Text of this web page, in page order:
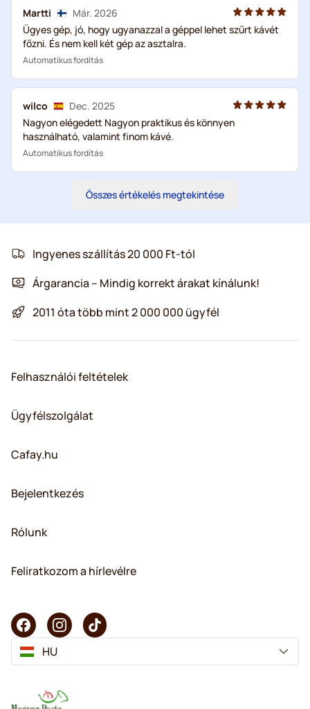
Martti
Már. 2026
Ügyes gép, jó, hogy ugyanazzal a géppel lehet szűrt kávét
főzni. És nem kell két gép az asztalra.
Automatikus fordítás
wilco
Dec. 2025
Nagyon elégedett Nagyon praktikus és könnyen
használható, valamint finom kávé.
Automatikus fordítás
Összes értékelés megtekintése
Ingyenes szállítás 20 000 Ft-tól
Árgarancia – Mindig korrekt árakat kínálunk!
2011 óta több mint 2 000 000 ügyfél
Felhasználói feltételek
Ügyfélszolgálat
Cafay.hu
Bejelentkezés
Rólunk
Feliratkozom a hírlevélre
HU